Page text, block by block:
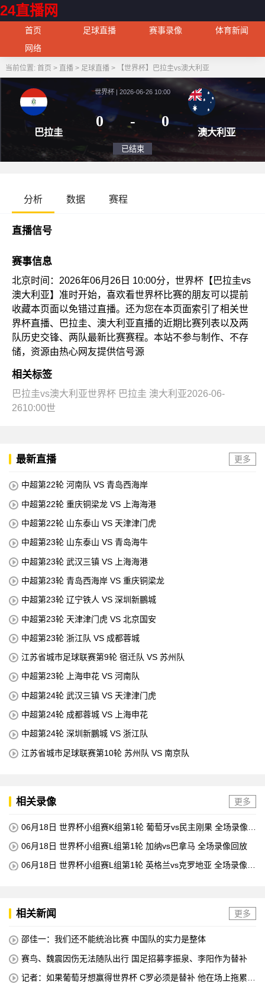
24直播网
首页 足球直播 赛事录像
体育新闻
网络
当前位置: 首页 > 直播> 足球直播> 【世界杯】巴拉圭vs澳大利亚
巴拉圭
世界杯 | 2026-06-26 10:00
0
澳
分析 数据 赛程
直播信号
赛事信息
北京时间：2026年06月26日 10:00分，世界杯【巴拉圭vs
澳大利亚】准时开始，喜欢看世界杯比赛的朋友可以提前
收藏本页面以免错过直播。还为您在本页面索引了相关世
界杯直播、巴拉圭、澳大利亚直播的近期比赛列表以及两
队历史交锋、两队最新比赛赛程。本站不参与制作、不存
储，资源由热心网友提供信号源
相关标签
巴拉圭vs澳大利亚世界杯 巴拉圭 澳大利亚2026-06-
2610:00世
最新直播 更多
中超第22轮 河南队 VS 青岛西海岸
中超第22轮 重庆铜梁龙 VS 上海海港
中超第22轮 山东泰山 VS 天津津门虎
中超第23轮 山东泰山 VS 青岛海牛
中超第23轮 武汉三镇 VS 上海海港
中超第23轮 青岛西海岸 VS 重庆铜梁龙
中超第23轮 辽宁铁人 VS 深圳新鵬城
中超第23轮 天津津门虎 VS 北京国安
中超第23轮 浙江队 VS 成都蓉城
江苏省城市足球联赛第9轮 宿迁队 VS 苏州队
中超第23轮 上海申花 VS 河南队
中超第24轮 武汉三镇 VS 天津津门虎
中超第24轮 成都蓉城 VS 上海申花
中超第24轮 深圳新鵬城 VS 浙江队
江苏省城市足球联赛第10轮 苏州队 VS 南京队
相关录像 更多
06月18日 世界杯小组赛K组第1轮 葡萄牙vs民主刚果 全场录像回
06月18日 世界杯小组赛L组第1轮 加纳vs巴拿马 全场录像回放
06月18日 世界杯小组赛L组第1轮 英格兰vs克罗地亚 全场录像回
相关新闻 更多
邵佳一：我们还不能统治比赛 中国队的实力是整体
赛鸟、魏震因伤无法随队出行 国足招募李振泉、李阳作为替补
记者：如果葡萄牙想赢得世界杯 C罗必须是替补 他在场上拖累了